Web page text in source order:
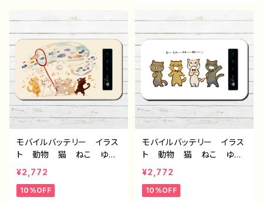
ーター クリエイター 絵
師 オリジナル デザイ
ン グッズ 充電器 悪い
ことを言うパンダ タイト
ル：ラーメンについて悪いこ
と言うパンダ 作：こさつ
ね G-6
モバイルバッテリー イラス
ト 動物 猫 ねこ ゆる
かわ ゆるい おしゃれ
可愛い かわいい おすす
め iPhone 軽量 小さ
¥2,772
10%OFF
モバイルバッテリー イラス
ト 動物 猫 ねこ ゆる
かわ ゆるい おしゃれ
可愛い かわいい おすす
め iPhone 軽量 小さ
¥2,772
10%OFF